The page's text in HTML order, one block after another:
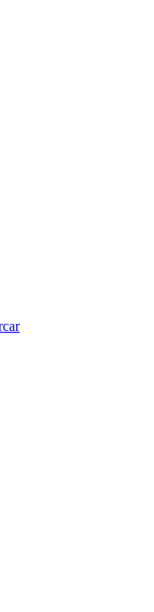
กพวงหรีดหนังสือธรรม
หรีดหนังสือ
นจากศาลา
ณ์ที่เกิดขึ้นเป็นประจำใน
องจัดงานสวดพระ